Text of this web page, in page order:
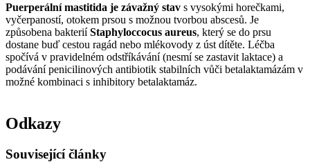
Puerperální mastitida je závažný stav s vysokými horečkami,
vyčerpaností, otokem prsou s možnou tvorbou abscesů. Je
způsobena bakteriíStaphyloccocus aureus, který se do prsu
dostane buď cestou ragád nebo mlékovody z úst dítěte. Léčba
spočívá v pravidelném odstříkávání (nesmí se zastavit laktace) a
podávání penicilinových antibiotik stabilních vůči betalaktamázám v
možné kombinaci s inhibitory betalaktamáz.
Odkazy
Související články